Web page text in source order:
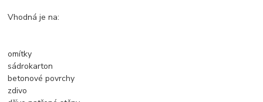
Vhodná je na:
omítky
sádrokarton
betonové povrchy
zdivo